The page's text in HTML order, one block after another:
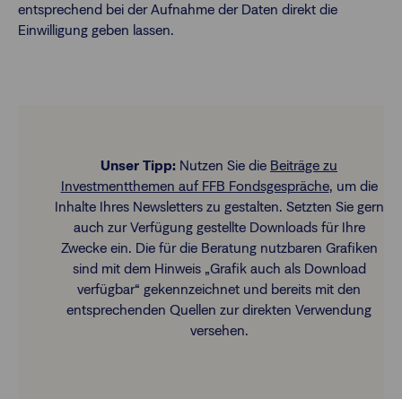
entsprechend bei der Aufnahme der Daten direkt die
Einwilligung geben lassen.
Unser Tipp: Nutzen Sie die Beiträge zu
Investmentthemen auf FFB Fondsgespräche, um die
Inhalte Ihres Newsletters zu gestalten. Setzten Sie gern
auch zur Verfügung gestellte Downloads für Ihre
Zwecke ein. Die für die Beratung nutzbaren Grafiken
sind mit dem Hinweis „Grafik auch als Download
verfügbar“ gekennzeichnet und bereits mit den
entsprechenden Quellen zur direkten Verwendung
versehen.